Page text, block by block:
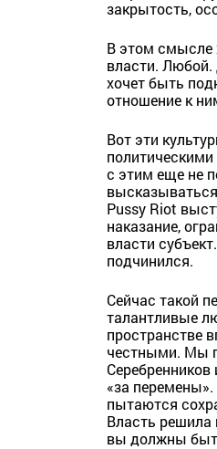
закрытость,
В этом смысле
власти. Любой.
хочет быть
отношение к
Вот эти
с этим еще не
Pussy Riot
наказание,
власти
подчинился.
Сейчас такой
талантливые
пространстве
честными. Мы
«за
пытаются
Власть решила
вы должны